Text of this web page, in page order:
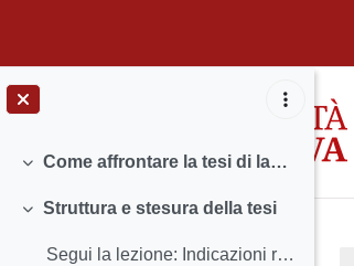
Minimizza
Come affrontare la tesi di laurea: la scrittura scientifica (area Scienze Sociali)
Minimizza
Struttura e stesura della tesi
Segui la lezione: Indicazioni redazionali e stesura della tesi